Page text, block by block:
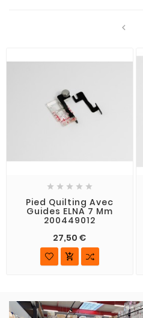

    
Pied Quilting Avec
Guides ELNA 7 Mm
200449012
27,50 €
